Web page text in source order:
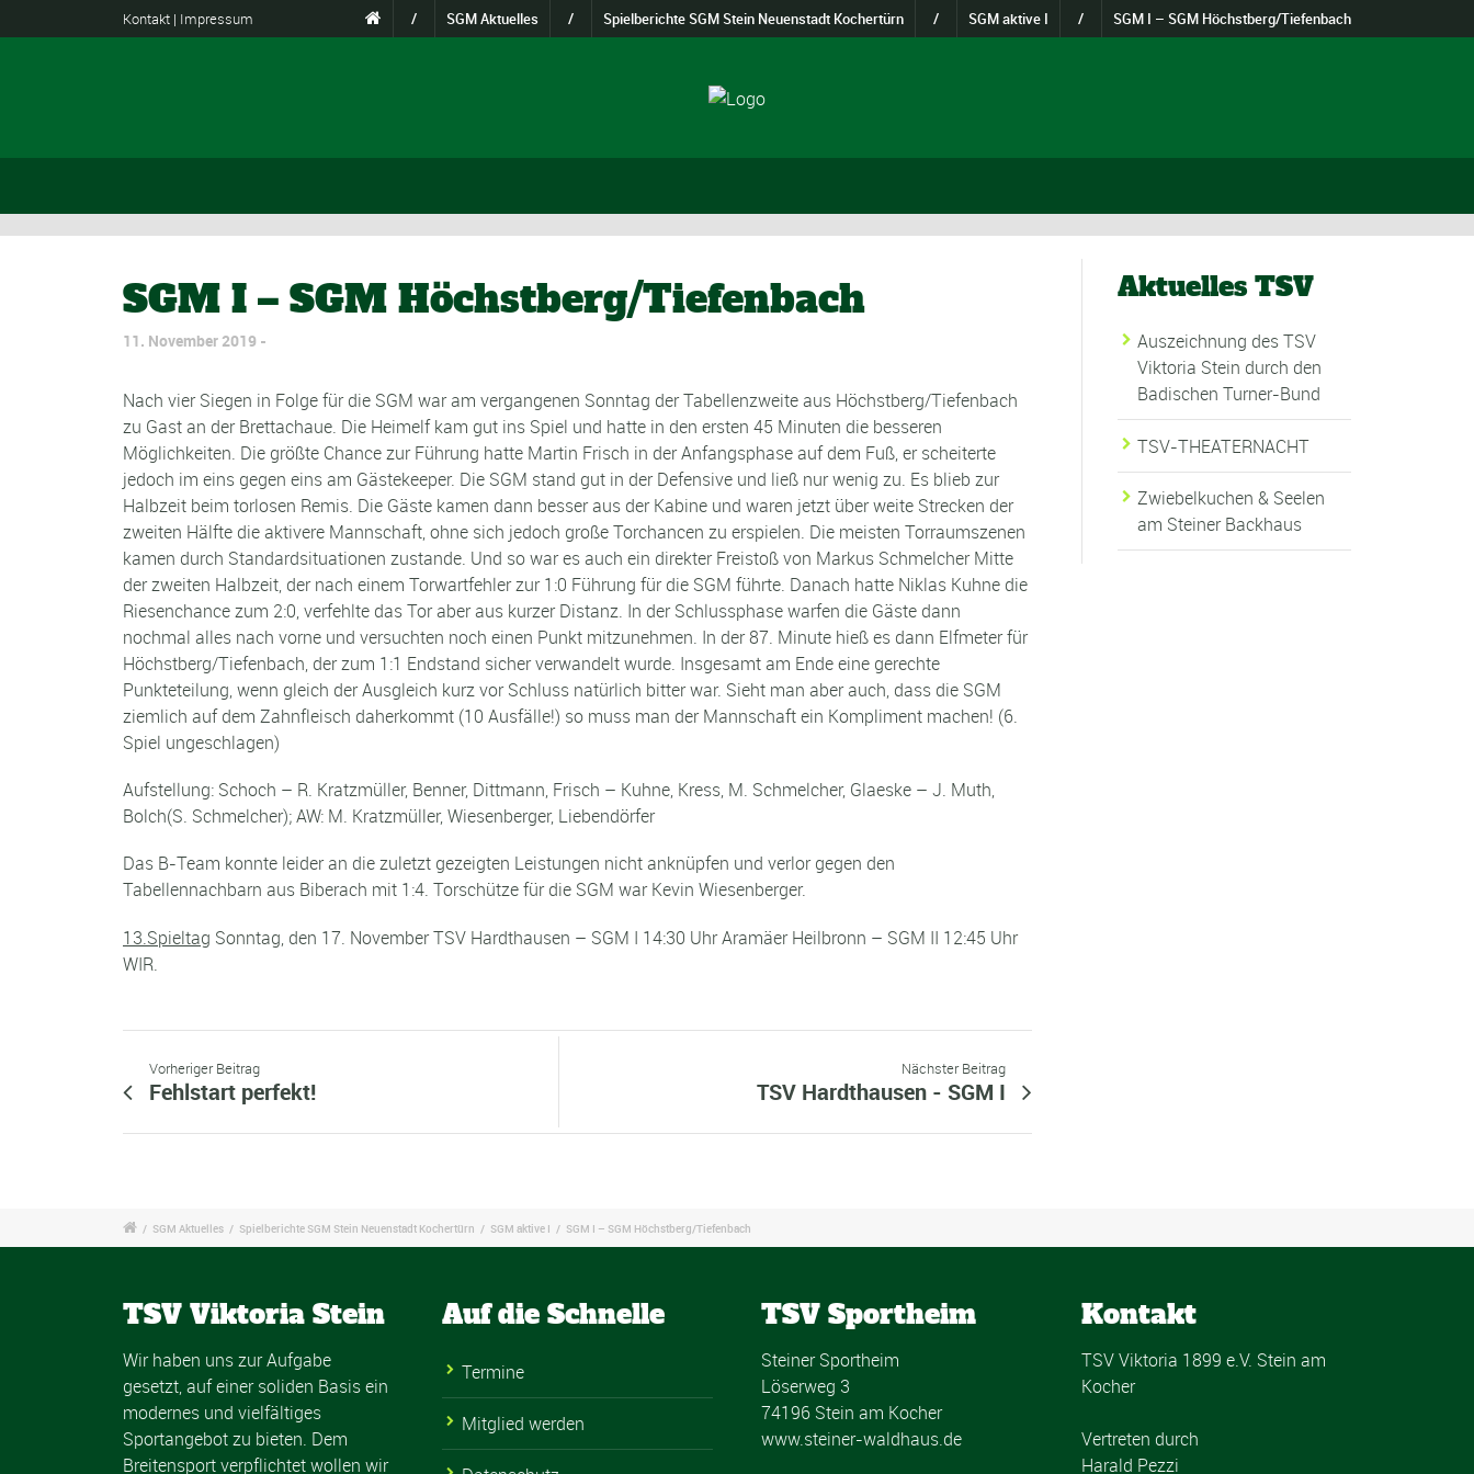
Kontakt | Impressum / SGM Aktuelles / Spielberichte SGM Stein Neuenstadt Kochertürn / SGM aktive I / SGM I – SGM Höchstberg/Tiefenbach
SGM I – SGM Höchstberg/Tiefenbach
11. November 2019
Nach vier Siegen in Folge für die SGM war am vergangenen Sonntag der Tabellenzweite aus Höchstberg/Tiefenbach
zu Gast an der Brettachaue. Die Heimelf kam gut ins Spiel und hatte in den ersten 45 Minuten die besseren
Möglichkeiten. Die größte Chance zur Führung hatte Martin Frisch in der Anfangsphase auf dem Fuß, er scheiterte
jedoch im eins gegen eins am Gästekeeper. Die SGM stand gut in der Defensive und ließ nur wenig zu. Es blieb zur
Halbzeit beim torlosen Remis. Die Gäste kamen dann besser aus der Kabine und waren jetzt über weite Strecken der
zweiten Hälfte die aktivere Mannschaft, ohne sich jedoch große Torchancen zu erspielen. Die meisten Torraumszenen
kamen durch Standardsituationen zustande. Und so war es auch ein direkter Freistoß von Markus Schmelcher Mitte
der zweiten Halbzeit, der nach einem Torwartfehler zur 1:0 Führung für die SGM führte. Danach hatte Niklas Kuhne die
Riesenchance zum 2:0, verfehlte das Tor aber aus kurzer Distanz. In der Schlussphase warfen die Gäste dann
nochmal alles nach vorne und versuchten noch einen Punkt mitzunehmen. In der 87. Minute hieß es dann Elfmeter für
Höchstberg/Tiefenbach, der zum 1:1 Endstand sicher verwandelt wurde. Insgesamt am Ende eine gerechte
Punkteteilung, wenn gleich der Ausgleich kurz vor Schluss natürlich bitter war. Sieht man aber auch, dass die SGM
ziemlich auf dem Zahnfleisch daherkommt (10 Ausfälle!) so muss man der Mannschaft ein Kompliment machen! (6.
Spiel ungeschlagen)
Aufstellung: Schoch – R. Kratzmüller, Benner, Dittmann, Frisch – Kuhne, Kress, M. Schmelcher, Glaeske – J. Muth,
Bolch(S. Schmelcher); AW: M. Kratzmüller, Wiesenberger, Liebendörfer
Das B-Team konnte leider an die zuletzt gezeigten Leistungen nicht anknüpfen und verlor gegen den
Tabellennachbarn aus Biberach mit 1:4. Torschütze für die SGM war Kevin Wiesenberger.
13.Spieltag Sonntag, den 17. November TSV Hardthausen – SGM I 14:30 Uhr Aramäer Heilbronn – SGM II 12:45 Uhr
WIR.
Vorheriger Beitrag
Fehlstart perfekt!
Nächster Beitrag
TSV Hardthausen - SGM I
Aktuelles TSV
Auszeichnung des TSV
Viktoria Stein durch den
Badischen Turner-Bund
TSV-THEATERNACHT
Zwiebelkuchen & Seelen
am Steiner Backhaus
/ SGM Aktuelles / Spielberichte SGM Stein Neuenstadt Kochertürn / SGM aktive I / SGM I – SGM Höchstberg/Tiefenbach
TSV Viktoria Stein
Wir haben uns zur Aufgabe
gesetzt, auf einer soliden Basis ein
modernes und vielfältiges
Sportangebot zu bieten. Dem
Breitensport verpflichtet wollen wir
Auf die Schnelle
Termine
Mitglied werden
TSV Sportheim
Steiner Sportheim
Löserweg 3
74196 Stein am Kocher
www.steiner-waldhaus.de
Kontakt
TSV Viktoria 1899 e.V. Stein am
Kocher
Vertreten durch
Harald Pezzi